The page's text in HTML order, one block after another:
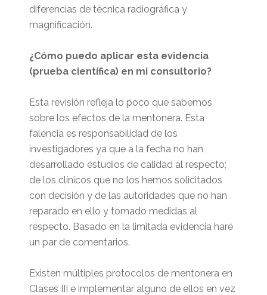
diferencias de técnica radiográfica y
magnificación.
¿Cómo puedo aplicar esta evidencia
(prueba científica) en mi consultorio?
Esta revisión refleja lo poco que sabemos
sobre los efectos de la mentonera. Esta
falencia es responsabilidad de los
investigadores ya que a la fecha no han
desarrollado estudios de calidad al respecto;
de los clínicos que no los hemos solicitados
con decisión y de las autoridades que no han
reparado en ello y tomado medidas al
respecto. Basado en la limitada evidencia haré
un par de comentarios.
Existen múltiples protocolos de mentonera en
Clases III e implementar alguno de ellos en vez